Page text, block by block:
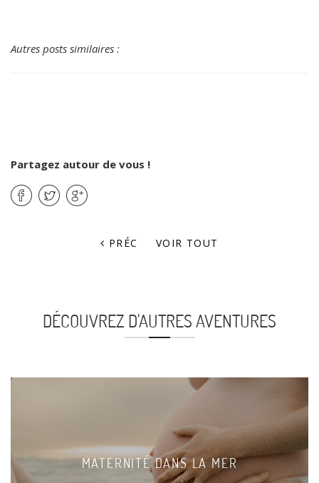
Autres posts similaires :
Partagez autour de vous !
PRÉC VOIR TOUT
DÉCOUVREZ D'AUTRES AVENTURES
MATERNITÉ DANS LA MER